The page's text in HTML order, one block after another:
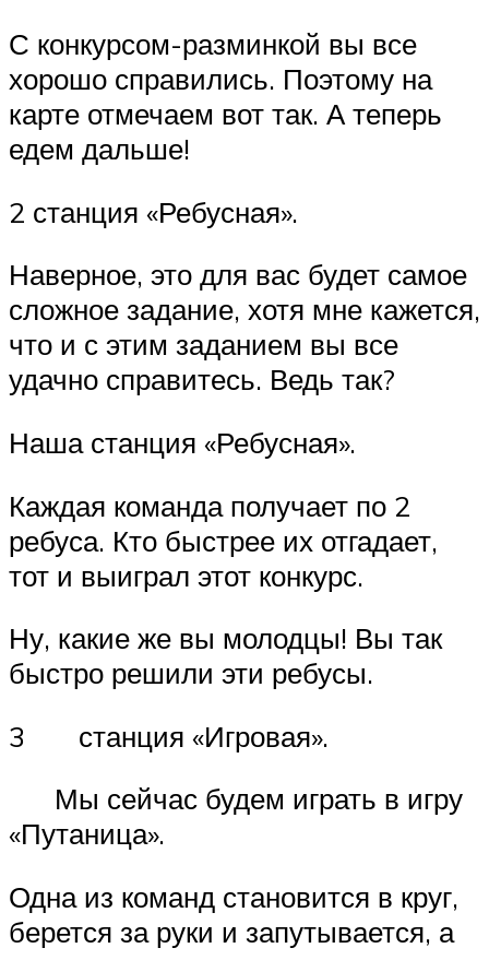
С конкурсом-разминкой вы все
хорошо справились. Поэтому на
карте отмечаем вот так. А теперь
едем дальше!
2 станция «Ребусная».
Наверное, это для вас будет самое
сложное задание, хотя мне кажется,
что и с этим заданием вы все
удачно справитесь. Ведь так?
Наша станция «Ребусная».
Каждая команда получает по 2
ребуса. Кто быстрее их отгадает,
тот и выиграл этот конкурс.
Ну, какие же вы молодцы! Вы так
быстро решили эти ребусы.
3 станция «Игровая».
Мы сейчас будем играть в игру
«Путаница».
Одна из команд становится в круг,
берется за руки и запутывается, а